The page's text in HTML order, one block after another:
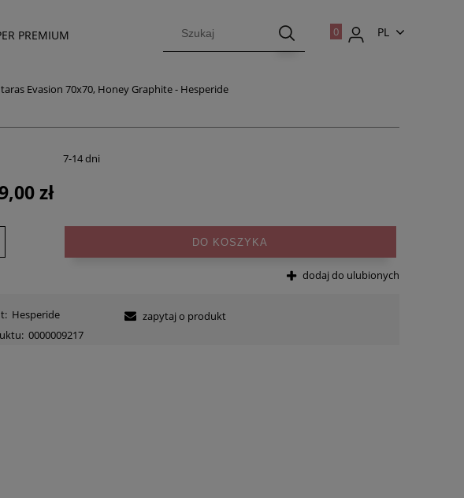
PREMIUM
PL
taras Evasion 70x70, Honey Graphite - Hesperide
7-14 dni
zł
DO KOSZYKA
dodaj do ulubionych
Hesperide
0000009217
zapytaj o produkt